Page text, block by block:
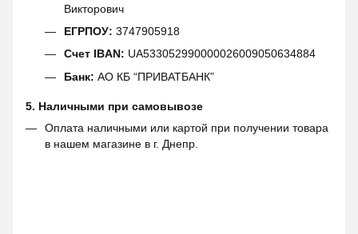
Викторович
ЕГРПОУ: 3747905918
Счет IBAN: UA533052990000026009050634884
Банк: АО КБ “ПРИВАТБАНК”
5. Наличными при самовывозе
Оплата наличными или картой при получении товара
в нашем магазине в г. Днепр.